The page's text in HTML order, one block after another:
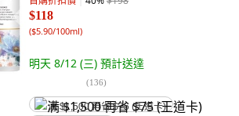
$118
($5.90/100ml)
明天 8/12 (三) 預計送達
(136)
满 $1,500 再省 $75 (王道卡)